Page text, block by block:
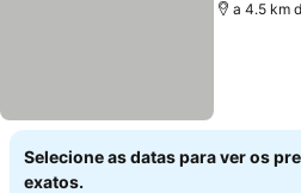
a 4.5 km
Selecione as datas para ver os
exatos.